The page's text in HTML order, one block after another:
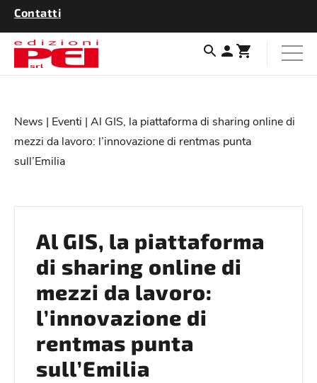
Contatti
News | Eventi | Al GIS, la piattaforma di sharing online di
mezzi da lavoro: l’innovazione di rentmas punta
sull’Emilia
Al GIS, la piattaforma
di sharing online di
mezzi da lavoro:
l’innovazione di
rentmas punta
sull’Emilia